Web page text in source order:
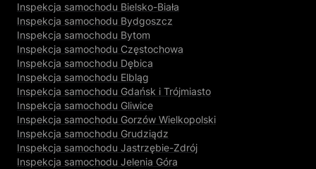
Inspekcja samochodu Bielsko-Biała
Inspekcja samochodu Bydgoszcz
Inspekcja samochodu Bytom
Inspekcja samochodu Częstochowa
Inspekcja samochodu Dębica
Inspekcja samochodu Elbląg
Inspekcja samochodu Gdańsk i Trójmiasto
Inspekcja samochodu Gliwice
Inspekcja samochodu Gorzów Wielkopolski
Inspekcja samochodu Grudziądz
Inspekcja samochodu Jastrzębie-Zdrój
Inspekcja samochodu Jelenia Góra